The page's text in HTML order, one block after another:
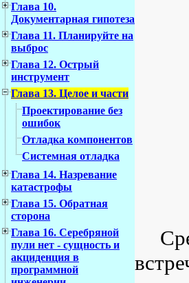
Глава 10.
Документарная гипотеза
Глава 11. Планируйте на
выброс
Глава 12. Острый
инструмент
Глава 13. Целое и части
Проектирование без
ошибок
Отладка компонентов
Системная отладка
Глава 14. Назревание
катастрофы
Глава 15. Обратная
сторона
Глава 16. Серебряной
пули нет - сущность и
акциденция в
программной